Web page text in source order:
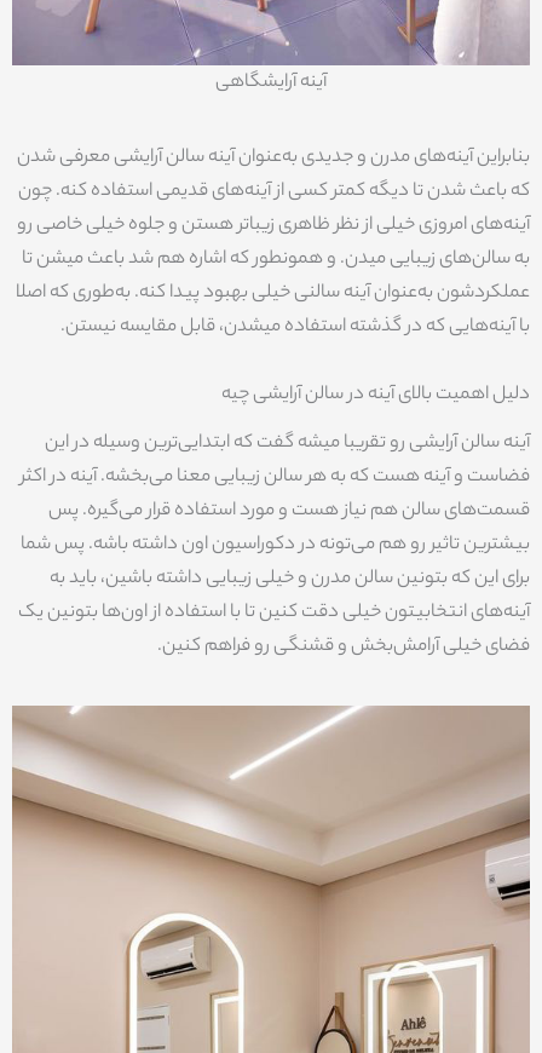
آینه آرایشگاهی
بنابراین آینه‌های مدرن و جدیدی به‌عنوان آینه سالن آرایشی معرفی شدن
که باعث شدن تا دیگه کمتر کسی از آینه‌های قدیمی استفاده کنه. چون
آینه‌های امروزی خیلی از نظر ظاهری زیباتر هستن و جلوه خیلی خاصی رو
به سالن‌های زیبایی میدن. و همونطور که اشاره هم شد باعث میشن تا
عملکردشون به‌عنوان آینه سالنی خیلی بهبود پیدا کنه. به‌طوری که اصلا
با آینه‌هایی که در گذشته استفاده میشدن، قابل مقایسه نیستن.
دلیل اهمیت بالای آینه در سالن آرایشی چیه
آینه سالن آرایشی رو تقریبا میشه گفت که ابتدایی‌ترین وسیله در این
فضاست و آینه هست که به هر سالن زیبایی معنا می‌بخشه. آینه در اکثر
قسمت‌های سالن هم نیاز هست و مورد استفاده قرار می‌گیره. پس
بیشترین تاثیر رو هم می‌تونه در دکوراسیون اون داشته باشه. پس شما
برای این که بتونین سالن مدرن و خیلی زیبایی داشته باشین، باید به
آینه‌های انتخابیتون خیلی دقت کنین تا با استفاده از اون‌ها بتونین یک
فضای خیلی آرامش‌بخش و قشنگی رو فراهم کنین.